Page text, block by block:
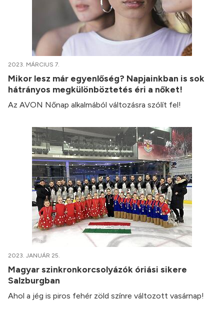
2023. MÁRCIUS 7.
Mikor lesz már egyenlőség? Napjainkban is sok
hátrányos megkülönböztetés éri a nőket!
Az AVON Nőnap alkalmából változásra szólít fel!
2023. JANUÁR 25.
Magyar szinkronkorcsolyázók óriási sikere
Salzburgban
Ahol a jég is piros fehér zöld színre változott vasárnap!